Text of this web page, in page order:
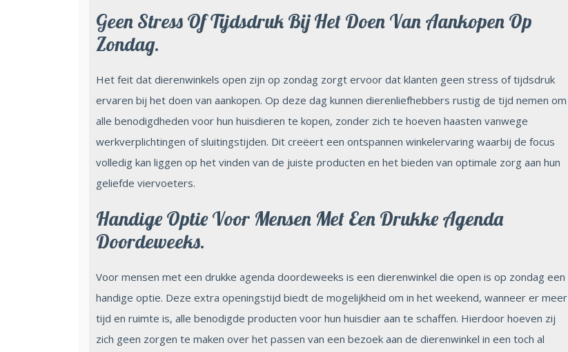
Geen Stress Of Tijdsdruk Bij Het Doen Van Aankopen Op
Zondag.
Het feit dat dierenwinkels open zijn op zondag zorgt ervoor dat klanten geen stress of tijdsdruk
ervaren bij het doen van aankopen. Op deze dag kunnen dierenliefhebbers rustig de tijd nemen om
alle benodigdheden voor hun huisdieren te kopen, zonder zich te hoeven haasten vanwege
werkverplichtingen of sluitingstijden. Dit creëert een ontspannen winkelervaring waarbij de focus
volledig kan liggen op het vinden van de juiste producten en het bieden van optimale zorg aan hun
geliefde viervoeters.
Handige Optie Voor Mensen Met Een Drukke Agenda
Doordeweeks.
Voor mensen met een drukke agenda doordeweeks is een dierenwinkel die open is op zondag een
handige optie. Deze extra openingstijd biedt de mogelijkheid om in het weekend, wanneer er meer
tijd en ruimte is, alle benodigde producten voor hun huisdier aan te schaffen. Hierdoor hoeven zij
zich geen zorgen te maken over het passen van een bezoek aan de dierenwinkel in een toch al